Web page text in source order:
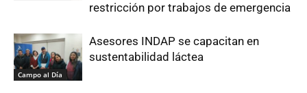
restricción por trabajos de emergencia
Campo al Día
Asesores INDAP se capacitan en
sustentabilidad láctea